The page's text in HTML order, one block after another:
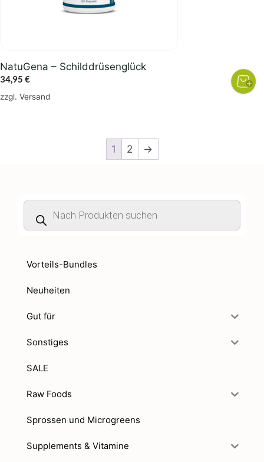
NatuGena – Schilddrüsenglück
34,95 €
zzgl. Versand
1 2 →
Products
search
Vorteils-Bundles
Neuheiten
Gut für
Sonstiges
SALE
Raw Foods
Sprossen und Microgreens
Supplements & Vitamine